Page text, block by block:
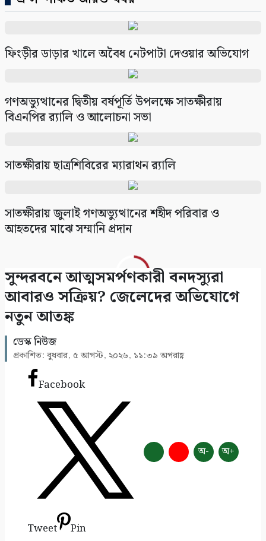
উপলক্ষে জামায়াতের বিক্ষোভ মিছিল
সাতক্ষীরায় কোচিং সেন্টারে ঢুকে পরিচালককে কুপিয়ে
৬
ঈদে কত খরচ করলেন? সব হিসাব চাইতে পারে
এনবিআর
৭
অনিমেষকে জিম্মি করে জলদস্যু ডন বাহিনী, ৩
জলদস্যু আটক
৮
উদ্বোধন
৯
সাতক্ষীরায় গহনা ছিনতাইকালে দুর্বৃত্তের ইটের আঘাতে
নারী নিহত
১০
ফিংড়ীর ডাড়ার খালে অবৈধ নেটপাটা দেওয়ার অভিযোগ
গণঅভ্যুত্থানের দ্বিতীয় বর্ষপূর্তি উপলক্ষে সাতক্ষীরায়
বিএনপির র‌্যালি ও আলোচনা সভা
সাতক্ষীরায় ছাত্রশিবিরের ম্যারাথন র‌্যালি
সাতক্ষীরায় জুলাই গণঅভ্যুত্থানের শহীদ পরিবার ও
আহতদের মাঝে সম্মানি প্রদান
সুন্দরবনে আত্মসমর্পণকারী বনদস্যুরা
আবারও সক্রিয়? জেলেদের অভিযোগে
নতুন আতঙ্ক
ডেস্ক নিউজ
প্রকাশিত: বুধবার, ৫ আগস্ট, ২০২৬, ১১:৩৯ অপরাহ্ণ
Facebook
Tweet Pin
অ- অ+